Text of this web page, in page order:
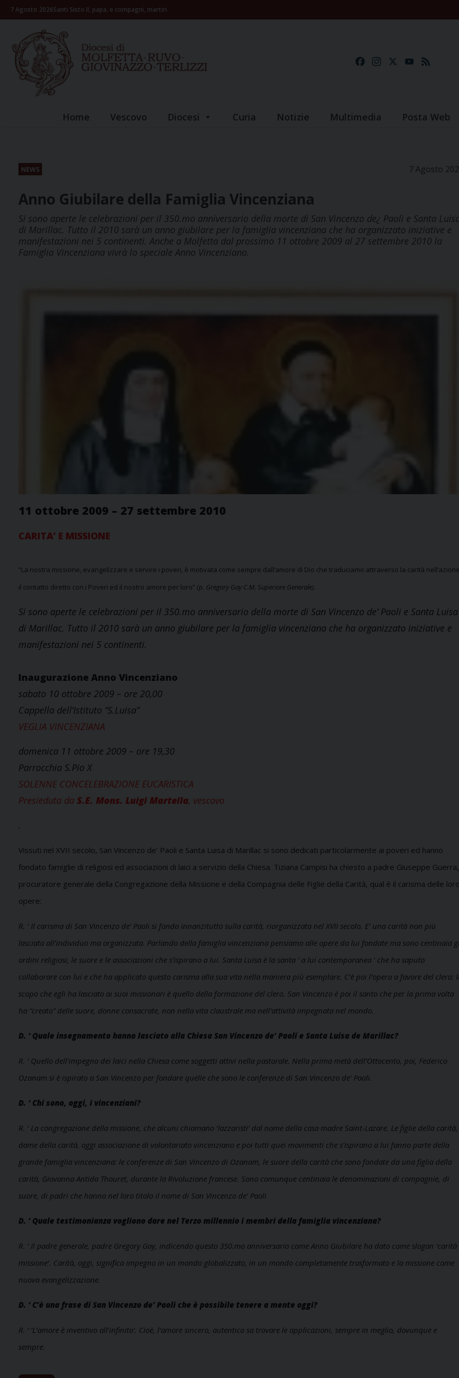
Skip7 Agosto 2026Santi Sisto II, papa, e compagni, martiri
FacebookInstagramYouTube
Home Vescovo Diocesi Curia Notizie Multimedia Posta Web
NEWS 7 Agosto
Anno Giubilare della Famiglia Vincenziana
Si sono aperte le celebrazioni per il 350.mo anniversario della morte di San Vincenzo de¿ Paoli e Santa
di Marillac. Tutto il 2010 sarà un anno giubilare per la famiglia vincenziana che ha organizzato iniziative e
manifestazioni nei 5 continenti. Anche a Molfetta dal prossimo 11 ottobre 2009 al 27 settembre 2010 la
Famiglia Vincenziana vivrà lo speciale Anno Vincenziano.
11 ottobre 2009 – 27 settembre 2010
CARITA’ E MISSIONE
“La nostra missione, evangelizzare e servire i poveri, è motivata come sempre dall’amore di Dio che traduciamo attraverso la carità
il contatto diretto con i Poveri ed il nostro amore per loro” (p. Gregory Gay C.M. Superiore Generale).
Si sono aperte le celebrazioni per il 350.mo anniversario della morte di San Vincenzo de’ Paoli e Santa Luisa
di Marillac. Tutto il 2010 sarà un anno giubilare per la famiglia vincenziana che ha organizzato iniziative e
manifestazioni nei 5 continenti.
Inaugurazione Anno Vincenziano
sabato 10 ottobre 2009 – ore 20,00
Cappella dell’Istituto “S.Luisa”
VEGLIA VINCENZIANA
domenica 11 ottobre 2009 – ore 19,30
Parrocchia S.Pio X
SOLENNE CONCELEBRAZIONE EUCARISTICA
Presieduta da S.E. Mons. Luigi Martella, vescovo
.
Vissuti nel XVII secolo, San Vincenzo de’ Paoli e Santa Luisa di Marillac si sono dedicati particolarmente ai poveri ed hanno
fondato famiglie di religiosi ed associazioni di laici a servizio della Chiesa. Tiziana Campisi ha chiesto a padre Giuseppe Guerra,
procuratore generale della Congregazione della Missione e della Compagnia delle Figlie della Carità, qual è il carisma delle
opere:
R. ‘ Il carisma di San Vincenzo de’ Paoli si fonda innanzitutto sulla carità, riorganizzata nel XVII secolo. E’ una carità non più
lasciata all’individuo ma organizzata. Parlando della famiglia vincenziana pensiamo alle opere da lui fondate ma sono centinaia
ordini religiosi, le suore e le associazioni che s’ispirano a lui. Santa Luisa è la santa ‘ a lui contemporanea ‘ che ha saputo
collaborare con lui e che ha applicato questo carisma alla sua vita nella maniera più esemplare. C’è poi l’opera a favore del clero:
scopo che egli ha lasciato ai suoi missionari è quello della formazione del clero. San Vincenzo è poi il santo che per la prima volta
ha “creato” delle suore, donne consacrate, non nella vita claustrale ma nell’attività impegnata nel mondo.
D. ‘ Quale insegnamento hanno lasciato alla Chiesa San Vincenzo de’ Paoli e Santa Luisa de Marillac?
R. ‘ Quello dell’impegno dei laici nella Chiesa come soggetti attivi nella pastorale. Nella prima metà dell’Ottocento, poi, Federico
Ozanam si è ispirato a San Vincenzo per fondare quelle che sono le conferenze di San Vincenzo de’ Paoli.
D. ‘ Chi sono, oggi, i vincenziani?
R. ‘ La congregazione della missione, che alcuni chiamano ‘lazzaristi’ dal nome della casa madre Saint-Lazare. Le figlie della carità,
dame della carità, oggi associazione di volontariato vincenziano e poi tutti quei movimenti che s’ispirano a lui fanno parte della
grande famiglia vincenziana: le conferenze di San Vincenzo di Ozanam, le suore della carità che sono fondate da una figlia della
carità, Giovanna Antida Thouret, durante la Rivoluzione francese. Sono comunque centinaia le denominazioni di compagnie, di
suore, di padri che hanno nel loro titolo il nome di San Vincenzo de’ Paoli
D. ‘ Quale testimonianza vogliono dare nel Terzo millennio i membri della famiglia vincenziana?
R. ‘ Il padre generale, padre Gregory Gay, indicendo questo 350.mo anniversario come Anno Giubilare ha dato come slogan ‘carità
missione’. Carità, oggi, significa impegno in un mondo globalizzato, in un mondo completamente trasformato e la missione come
nuova evangelizzazione.
D. ‘ C’è una frase di San Vincenzo de’ Paoli che è possibile tenere a mente oggi?
R. ‘ ‘L’amore è inventivo all’infinito’. Cioè, l’amore sincero, autentico sa trovare le applicazioni, sempre in meglio, dovunque e
sempre.